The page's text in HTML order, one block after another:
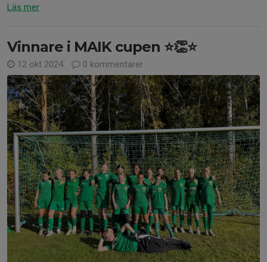
Läs mer
Vinnare i MAIK cupen ⭐️👏⭐️
12 okt 2024 0 kommentarer